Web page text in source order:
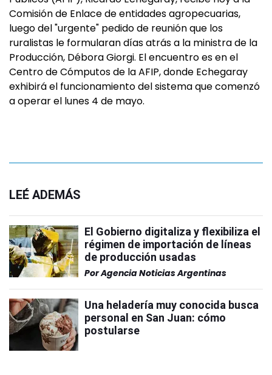
Comisión de Enlace de entidades agropecuarias,
luego del "urgente" pedido de reunión que los
ruralistas le formularan días atrás a la ministra de la
Producción, Débora Giorgi. El encuentro es en el
Centro de Cómputos de la AFIP, donde Echegaray
exhibirá el funcionamiento del sistema que comenzó
a operar el lunes 4 de mayo.
LEÉ ADEMÁS
El Gobierno digitaliza y flexibiliza el
régimen de importación de líneas
de producción usadas
PorAgencia Noticias Argentinas
Una heladería muy conocida busca
personal en San Juan: cómo
postularse